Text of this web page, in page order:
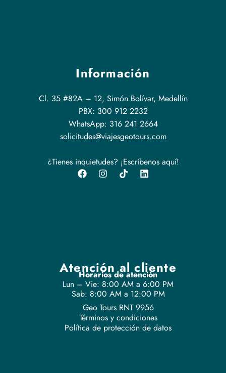
Información
Cl. 35 #82A – 12, Simón Bolívar, Medellín
PBX: 300 912 2232
WhatsApp: 316 241 2664
solicitudes@viajesgeotours.com
¿Tienes inquietudes? ¡Escríbenos aquí!
Atención al cliente
Horarios de atención
Lun – Vie: 8:00 AM a 6:00 PM
Sab: 8:00 AM a 12:00 PM
Geo Tours RNT 9956
Términos y condiciones
Política de protección de datos